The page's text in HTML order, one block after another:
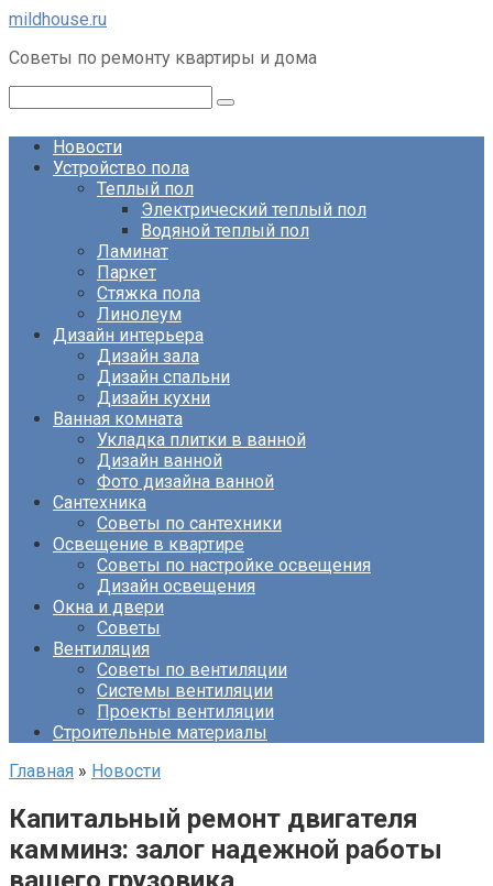
Перейти
контенту
mildhouse.ru
Советы по ремонту квартиры и дома
Новости
Устройство пола
Теплый пол
Электрический теплый пол
Водяной теплый пол
Ламинат
Паркет
Стяжка пола
Линолеум
Дизайн интерьера
Дизайн зала
Дизайн спальни
Дизайн кухни
Ванная комната
Укладка плитки в ванной
Дизайн ванной
Фото дизайна ванной
Сантехника
Советы по сантехники
Освещение в квартире
Советы по настройке освещения
Дизайн освещения
Окна и двери
Советы
Вентиляция
Советы по вентиляции
Системы вентиляции
Проекты вентиляции
Строительные материалы
Главная » Новости
Капитальный ремонт двигателя
камминз: залог надежной работы